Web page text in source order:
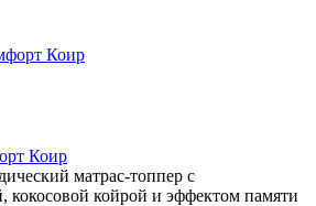
Коир
матрас-топпер с
кокосовой койрой и эффектом памяти